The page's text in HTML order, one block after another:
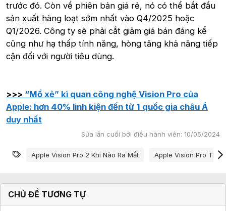
trước đó. Còn về phiên bản giá rẻ, nó có thể bắt đầu
sản xuất hàng loạt sớm nhất vào Q4/2025 hoặc
Q1/2026. Công ty sẽ phải cắt giảm giá bán đáng kể
cũng như hạ thấp tính năng, hòng tăng khả năng tiếp
cận đối với người tiêu dùng.
>>> “Mổ xẻ” kì quan công nghệ Vision Pro của
Apple: hơn 40% linh kiện đến từ 1 quốc gia châu Á
duy nhất
Sửa lần cuối bởi điều hành viên: 10/05/2024
Từ khóa
Apple Vision Pro 2 Khi Nào Ra Mắt Apple Vision Pro Thất
CHỦ ĐỀ TƯƠNG TỰ